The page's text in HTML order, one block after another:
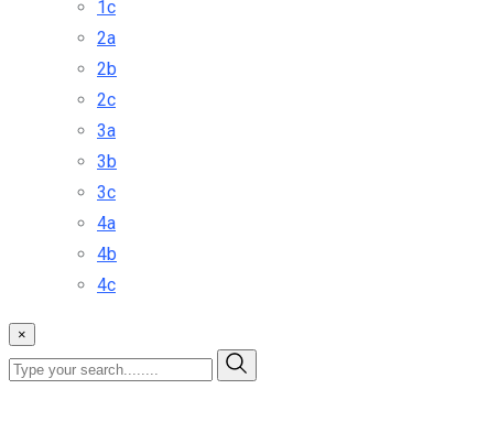
1c
2a
2b
2c
3a
3b
3c
4a
4b
4c
×